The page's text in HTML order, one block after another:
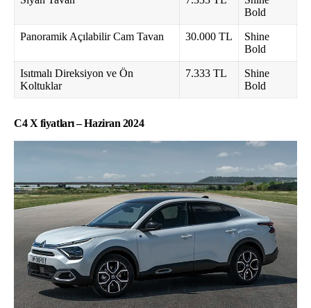
Bold
Panoramik Açılabilir Cam Tavan 30.000 TL
Shine
Bold
Isıtmalı Direksiyon ve Ön
Koltuklar
7.333 TL
Shine
Bold
C4 X fiyatları – Haziran 2024